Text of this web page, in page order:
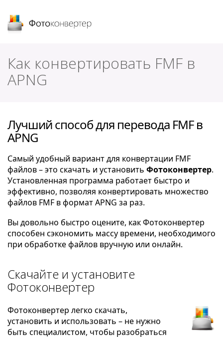
Как конвертировать FMF в
APNG
Лучший способ для перевода FMF в
APNG
Самый удобный вариант для конвертации FMF
файлов – это скачать и установить Фотоконвертер.
Установленная программа работает быстро и
эффективно, позволяя конвертировать множество
файлов FMF в формат APNG за раз.
Вы довольно быстро оцените, как Фотоконвертер
способен сэкономить массу времени, необходимого
при обработке файлов вручную или онлайн.
Скачайте и установите
Фотоконвертер
Фотоконвертер легко скачать,
установить и использовать – не нужно
быть специалистом, чтобы разобраться